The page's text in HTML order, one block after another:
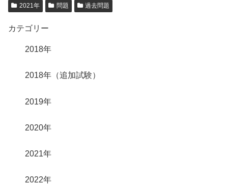
2021年 問題 過去問題
カテゴリー
2018年
2018年（追加試験）
2019年
2020年
2021年
2022年